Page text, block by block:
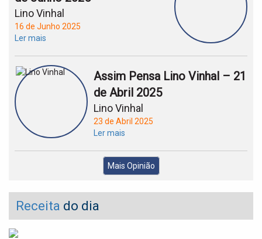
Lino Vinhal
16 de Junho 2025
Ler mais
Assim Pensa Lino Vinhal – 21
de Abril 2025
Lino Vinhal
23 de Abril 2025
Ler mais
Mais Opinião
Receita do dia